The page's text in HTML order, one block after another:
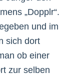
„Dopplr“.
und im
sich dort
ob einer
zur selben